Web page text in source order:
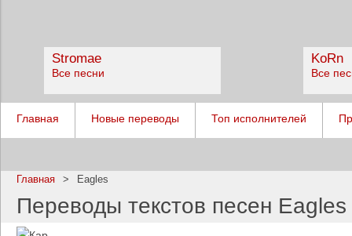
Stromae
Все песни
KoRn
Все
Главная Новые переводы Топ исполнителей
Главная > Eagles
Переводы текстов песен Eagles